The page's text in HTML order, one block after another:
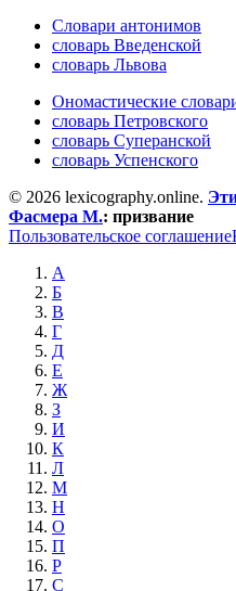
Словари антонимов
словарь Введенской
словарь Львова
Ономастические
словарь Петровского
словарь Суперанской
словарь Успенского
© 2026 lexicography.online.
Фасмера М.: призвание
Пользовательское соглашение
А
Б
В
Г
Д
Е
Ж
З
И
К
Л
М
Н
О
П
Р
С